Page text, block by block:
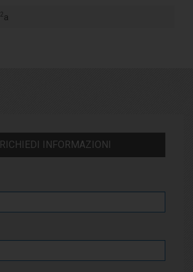
2a
RICHIEDI INFORMAZIONI